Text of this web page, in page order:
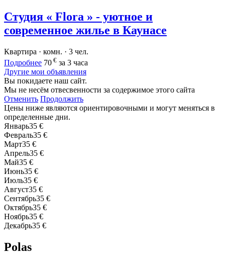
Студия « Flora » - уютное и
современное жилье в Каунасе
Квартира · комн. · 3 чел.
Подробнее 70 € за 3 часа
Другие мои объявления
Вы покидаете наш сайт.
Мы не несём отвесвенности за содержимое этого сайта
Отменить Продолжить
Цены ниже являются ориентировочными и могут меняться в
определенные дни.
Январь35 €
Февраль35 €
Март35 €
Апрель35 €
Май35 €
Июнь35 €
Июль35 €
Август35 €
Сентябрь35 €
Октябрь35 €
Ноябрь35 €
Декабрь35 €
Polas